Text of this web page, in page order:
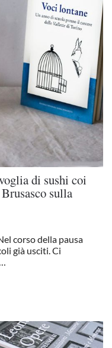
di sushi coi
sulla
corso della pausa
già usciti. Ci